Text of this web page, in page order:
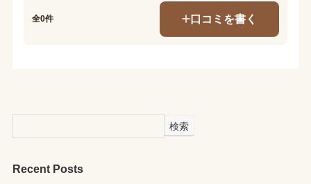
全0件 口コミを書く
検索
Recent Posts